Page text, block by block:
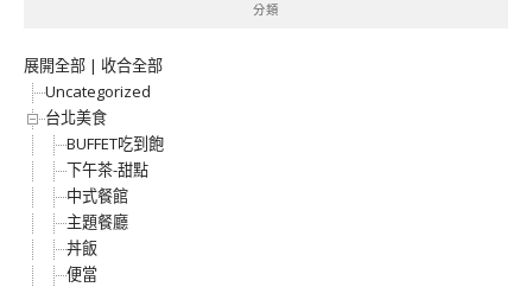
分類
展開全部 | 收合全部
Uncategorized
台北美食
BUFFET吃到飽
下午茶-甜點
中式餐館
主題餐廳
丼飯
便當